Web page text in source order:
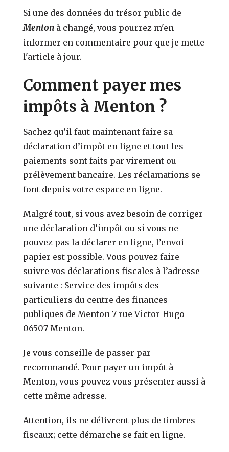
Si une des données du trésor public de
Menton à changé, vous pourrez m'en
informer en commentaire pour que je mette
l'article à jour.
Comment payer mes
impôts à Menton ?
Sachez qu’il faut maintenant faire sa
déclaration d’impôt en ligne et tout les
paiements sont faits par virement ou
prélèvement bancaire. Les réclamations se
font depuis votre espace en ligne.
Malgré tout, si vous avez besoin de corriger
une déclaration d’impôt ou si vous ne
pouvez pas la déclarer en ligne, l’envoi
papier est possible. Vous pouvez faire
suivre vos déclarations fiscales à l’adresse
suivante : Service des impôts des
particuliers du centre des finances
publiques de Menton 7 rue Victor-Hugo
06507 Menton.
Je vous conseille de passer par
recommandé. Pour payer un impôt à
Menton, vous pouvez vous présenter aussi à
cette même adresse.
Attention, ils ne délivrent plus de timbres
fiscaux; cette démarche se fait en ligne.